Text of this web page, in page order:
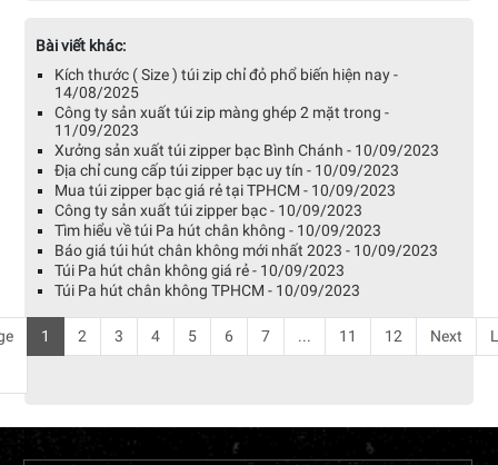
Bài viết khác:
Kích thước ( Size ) túi zip chỉ đỏ phổ biến hiện nay -
14/08/2025
Công ty sản xuất túi zip màng ghép 2 mặt trong -
11/09/2023
Xưởng sản xuất túi zipper bạc Bình Chánh - 10/09/2023
Địa chỉ cung cấp túi zipper bạc uy tín - 10/09/2023
Mua túi zipper bạc giá rẻ tại TPHCM - 10/09/2023
Công ty sản xuất túi zipper bạc - 10/09/2023
Tìm hiểu về túi Pa hút chân không - 10/09/2023
Báo giá túi hút chân không mới nhất 2023 - 10/09/2023
Túi Pa hút chân không giá rẻ - 10/09/2023
Túi Pa hút chân không TPHCM - 10/09/2023
1 2 3 4 5 6 7 ... 11 12 Next